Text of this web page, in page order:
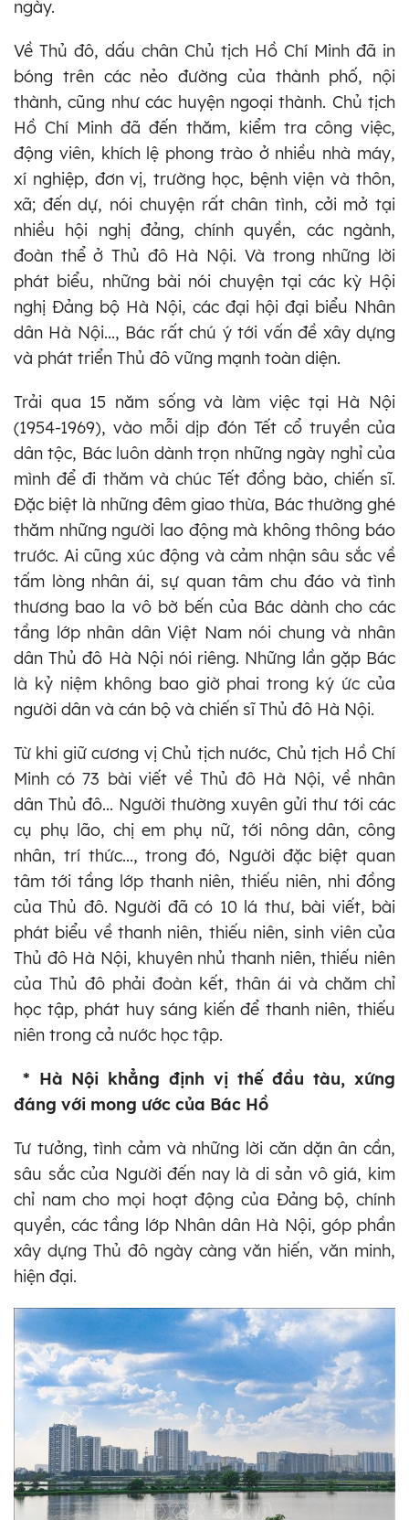
ngày.
Về Thủ đô, dấu chân Chủ tịch Hồ Chí Minh đã in
bóng trên các nẻo đường của thành phố, nội
thành, cũng như các huyện ngoại thành. Chủ tịch
Hồ Chí Minh đã đến thăm, kiểm tra công việc,
động viên, khích lệ phong trào ở nhiều nhà máy,
xí nghiệp, đơn vị, trường học, bệnh viện và thôn,
xã; đến dự, nói chuyện rất chân tình, cởi mở tại
nhiều hội nghị đảng, chính quyền, các ngành,
đoàn thể ở Thủ đô Hà Nội. Và trong những lời
phát biểu, những bài nói chuyện tại các kỳ Hội
nghị Đảng bộ Hà Nội, các đại hội đại biểu Nhân
dân Hà Nội..., Bác rất chú ý tới vấn đề xây dựng
và phát triển Thủ đô vững mạnh toàn diện.
Trải qua 15 năm sống và làm việc tại Hà Nội
(1954-1969), vào mỗi dịp đón Tết cổ truyền của
dân tộc, Bác luôn dành trọn những ngày nghỉ của
mình để đi thăm và chúc Tết đồng bào, chiến sĩ.
Đặc biệt là những đêm giao thừa, Bác thường ghé
thăm những người lao động mà không thông báo
trước. Ai cũng xúc động và cảm nhận sâu sắc về
tấm lòng nhân ái, sự quan tâm chu đáo và tình
thương bao la vô bờ bến của Bác dành cho các
tầng lớp nhân dân Việt Nam nói chung và nhân
dân Thủ đô Hà Nội nói riêng. Những lần gặp Bác
là kỷ niệm không bao giờ phai trong ký ức của
người dân và cán bộ và chiến sĩ Thủ đô Hà Nội.
Từ khi giữ cương vị Chủ tịch nước, Chủ tịch Hồ Chí
Minh có 73 bài viết về Thủ đô Hà Nội, về nhân
dân Thủ đô... Người thường xuyên gửi thư tới các
cụ phụ lão, chị em phụ nữ, tới nông dân, công
nhân, trí thức..., trong đó, Người đặc biệt quan
tâm tới tầng lớp thanh niên, thiếu niên, nhi đồng
của Thủ đô. Người đã có 10 lá thư, bài viết, bài
phát biểu về thanh niên, thiếu niên, sinh viên của
Thủ đô Hà Nội, khuyên nhủ thanh niên, thiếu niên
của Thủ đô phải đoàn kết, thân ái và chăm chỉ
học tập, phát huy sáng kiến để thanh niên, thiếu
niên trong cả nước học tập.
* Hà Nội khẳng định vị thế đầu tàu, xứng
đáng với mong ước của Bác Hồ
Tư tưởng, tình cảm và những lời căn dặn ân cần,
sâu sắc của Người đến nay là di sản vô giá, kim
chỉ nam cho mọi hoạt động của Đảng bộ, chính
quyền, các tầng lớp Nhân dân Hà Nội, góp phần
xây dựng Thủ đô ngày càng văn hiến, văn minh,
hiện đại.